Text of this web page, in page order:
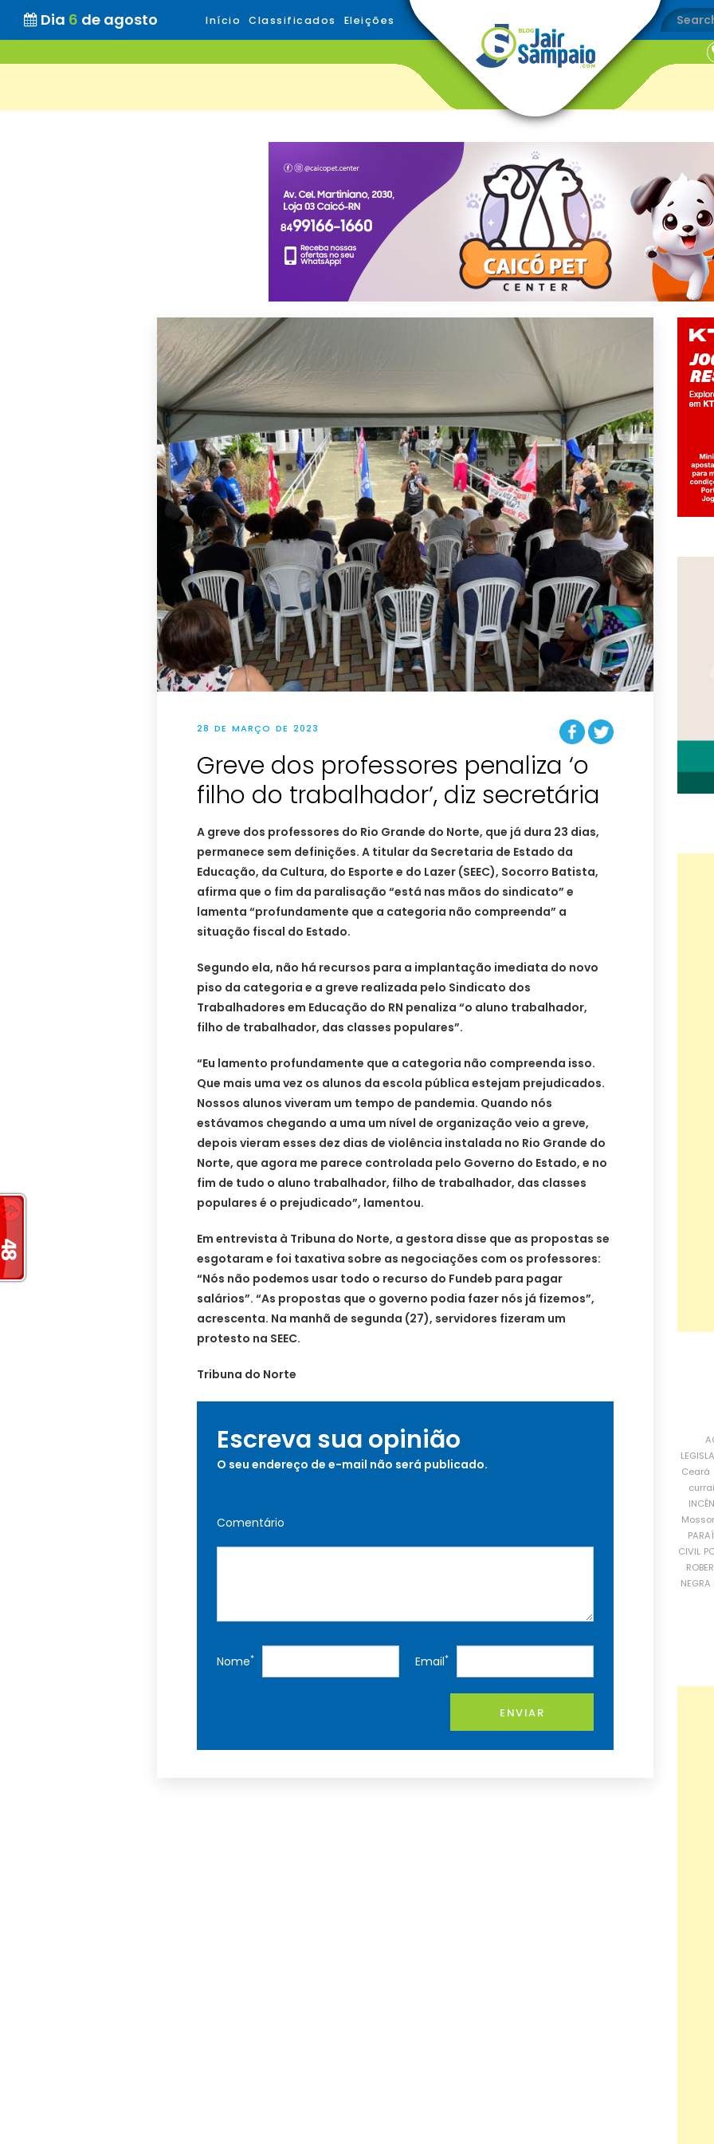
Dia 6 de agosto Início Classificados Eleições
28 DE MARÇO DE 2023
Greve dos professores penaliza ‘o
filho do trabalhador’, diz secretária
A greve dos professores do Rio Grande do Norte, que já dura 23 dias,
permanece sem definições. A titular da Secretaria de Estado da
Educação, da Cultura, do Esporte e do Lazer (SEEC), Socorro Batista,
afirma que o fim da paralisação “está nas mãos do sindicato” e
lamenta “profundamente que a categoria não compreenda” a
situação fiscal do Estado.
Segundo ela, não há recursos para a implantação imediata do novo
piso da categoria e a greve realizada pelo Sindicato dos
Trabalhadores em Educação do RN penaliza “o aluno trabalhador,
filho de trabalhador, das classes populares”.
“Eu lamento profundamente que a categoria não compreenda isso.
Que mais uma vez os alunos da escola pública estejam prejudicados.
Nossos alunos viveram um tempo de pandemia. Quando nós
estávamos chegando a uma um nível de organização veio a greve,
depois vieram esses dez dias de violência instalada no Rio Grande do
Norte, que agora me parece controlada pelo Governo do Estado, e no
fim de tudo o aluno trabalhador, filho de trabalhador, das classes
populares é o prejudicado”, lamentou.
Em entrevista à Tribuna do Norte, a gestora disse que as propostas se
esgotaram e foi taxativa sobre as negociações com os professores:
“Nós não podemos usar todo o recurso do Fundeb para pagar
salários”. “As propostas que o governo podia fazer nós já fizemos”,
acrescenta. Na manhã de segunda (27), servidores fizeram um
protesto na SEEC.
Tribuna do Norte
Escreva sua opinião
O seu endereço de e-mail não será publicado.
Comentário
Nome* Email*
ENVIAR
Ceará
CIVIL
NEGRA